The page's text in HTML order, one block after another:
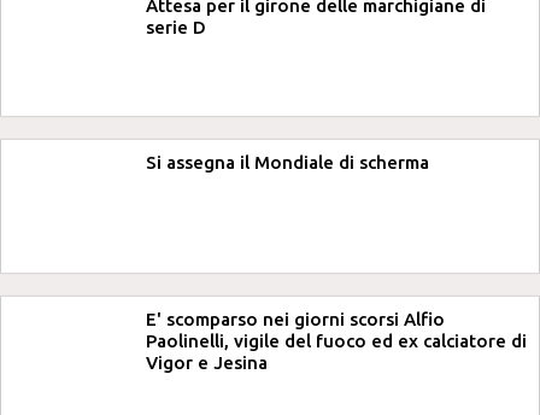
Attesa per il girone delle marchigiane di
serie D
Si assegna il Mondiale di scherma
E' scomparso nei giorni scorsi Alfio
Paolinelli, vigile del fuoco ed ex calciatore di
Vigor e Jesina